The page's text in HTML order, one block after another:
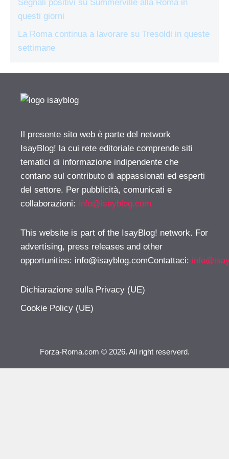
Segnali positivi su Summerville alla Roma in
questi giorni
La Roma continua a lavorare su Tresoldi in queste
settimane
Il presente sito web è parte del network
IsayBlog! la cui rete editoriale comprende siti
tematici di informazione indipendente che
contano sul contributo di appassionati ed esperti
del settore. Per pubblicità, comunicati e
collaborazioni: info@isayblog.com
This website is part of the IsayBlog! network. For
advertising, press releases and other
opportunities: info@isayblog.comContattaci:
Dichiarazione sulla Privacy (UE)
Cookie Policy (UE)
Forza-Roma.com © 2026. All right reserverd.